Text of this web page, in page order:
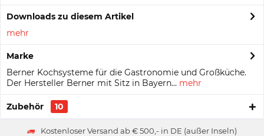
Downloads zu diesem Artikel
mehr
Marke
Berner Kochsysteme für die Gastronomie und Großküche.
Der Hersteller Berner mit Sitz in Bayern... mehr
Zubehör 10
Kostenloser Versand ab € 500,- in DE (außer Inseln)